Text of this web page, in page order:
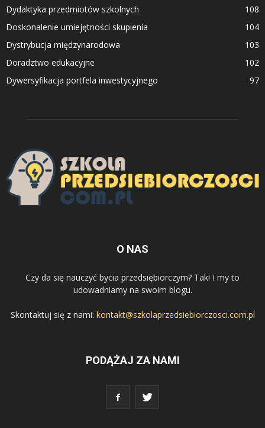
Dydaktyka przedmiotów szkolnych
108
Doskonalenie umiejętności skupienia
104
Dystrybucja międzynarodowa
103
Doradztwo edukacyjne
102
Dywersyfikacja portfela inwestycyjnego
97
O NAS
Czy da się nauczyć bycia przedsiębiorczym? Tak! I my to
udowadniamy na swoim blogu.
Skontaktuj się z nami: kontakt@szkolaprzedsiebiorczosci.com.pl
PODĄŻAJ ZA NAMI